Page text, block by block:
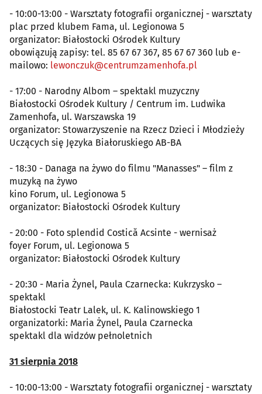
- 10:00-13:00 - Warsztaty fotografii organicznej - warsztaty
plac przed klubem Fama, ul. Legionowa 5
organizator: Białostocki Ośrodek Kultury
obowiązują zapisy: tel. 85 67 67 367, 85 67 67 360 lub e-
mailowo: lewonczuk@centrumzamenhofa.pl
- 17:00 - Narodny Albom – spektakl muzyczny
Białostocki Ośrodek Kultury / Centrum im. Ludwika
Zamenhofa, ul. Warszawska 19
organizator: Stowarzyszenie na Rzecz Dzieci i Młodzieży
Uczących się Języka Białoruskiego AB-BA
- 18:30 - Danaga na żywo do filmu "Manasses" – film z
muzyką na żywo
kino Forum, ul. Legionowa 5
organizator: Białostocki Ośrodek Kultury
- 20:00 - Foto splendid Costică Acsinte - wernisaż
foyer Forum, ul. Legionowa 5
organizator: Białostocki Ośrodek Kultury
- 20:30 - Maria Żynel, Paula Czarnecka: Kukrzysko –
spektakl
Białostocki Teatr Lalek, ul. K. Kalinowskiego 1
organizatorki: Maria Żynel, Paula Czarnecka
spektakl dla widzów pełnoletnich
31 sierpnia 2018
- 10:00-13:00 - Warsztaty fotografii organicznej - warsztaty